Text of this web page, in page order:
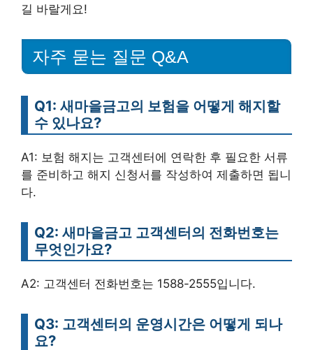
길 바랄게요!
자주 묻는 질문 Q&A
Q1: 새마을금고의 보험을 어떻게 해지할
수 있나요?
A1: 보험 해지는 고객센터에 연락한 후 필요한 서류
를 준비하고 해지 신청서를 작성하여 제출하면 됩니
다.
Q2: 새마을금고 고객센터의 전화번호는
무엇인가요?
A2: 고객센터 전화번호는 1588-2555입니다.
Q3: 고객센터의 운영시간은 어떻게 되나
요?